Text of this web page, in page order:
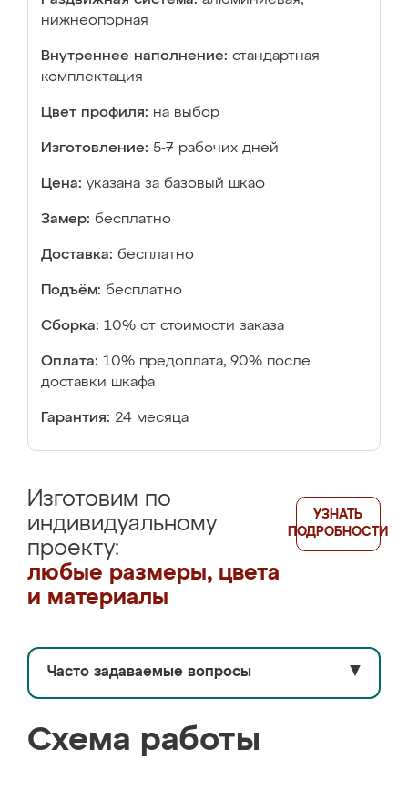
нижнеопорная
Внутреннее наполнение: стандартная
комплектация
Цвет профиля: на выбор
Изготовление: 5-7 рабочих дней
Цена: указана за базовый шкаф
Замер: бесплатно
Доставка: бесплатно
Подъём: бесплатно
Сборка: 10% от стоимости заказа
Оплата: 10% предоплата, 90% после
доставки шкафа
Гарантия: 24 месяца
Изготовим по
индивидуальному
проекту:
любые размеры, цвета
и материалы
УЗНАТЬ
ПОДРОБНОСТИ
Часто задаваемые вопросы ▼
Схема работы